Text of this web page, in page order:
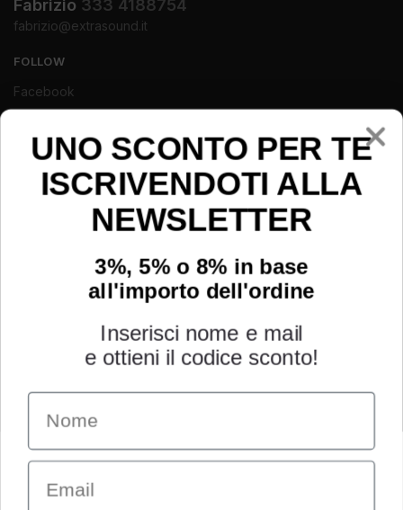
Fabrizio 333 4188754
fabrizio@extrasound.it
FOLLOW
Facebook
Instagram
Youtube
INFORMAZIONI
Chi siamo
Condizioni generali
Garanzia
UNO SCONTO PER TE
ISCRIVENDOTI ALLA
NEWSLETTER
3%, 5% o 8% in base
all'importo dell'ordine
Inserisci nome e mail
e ottieni il codice sconto!
Name
Email